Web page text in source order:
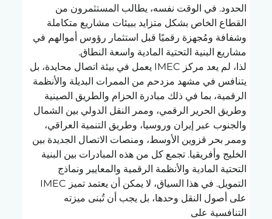
الحدود. في الوقت نفسه، يطالب المستثمرون من
القطاع الخاص بشكل متزايد ببيئات مشاريع متكاملة
وشفافة ومُجهزة رقميًا قبل استثمار رؤوس أموالهم في
مشاريع البنية التحتية المادية واسعة النطاق.
لذا، لم يعد مركز IMEC يعمل في بيئة اتصال محايدة، بل
يتنافس في مشهد مزدحم من الممرات البديلة والأنظمة
الرقمية، بما في ذلك مبادرة الحزام والطريق الصينية
وطريق الحرير الرقمي، وممر النقل الدولي بين الشمال
والجنوب عبر إيران وروسيا، وطريق التنمية العراقي،
وممر بحر قزوين الأوسط، ومنصات الاتصال الجديدة بين
الخليج وأفريقيا. تجمع كل من هذه المبادرات بين البنية
التحتية المادية والأنظمة الرقمية والمعايير ونماذج
على أصول النقل وحدها، بل يجب أن تُبنى ميزته
التنافسية على